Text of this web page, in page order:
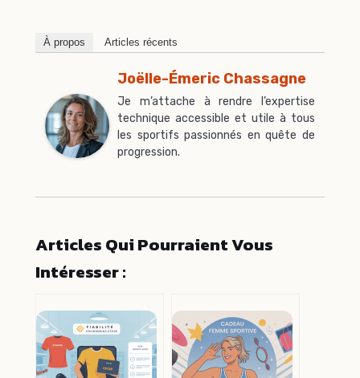
À propos Articles récents
Joëlle-Émeric Chassagne
Je m’attache à rendre l’expertise
technique accessible et utile à tous
les sportifs passionnés en quête de
progression.
Articles Qui Pourraient Vous
Intéresser :